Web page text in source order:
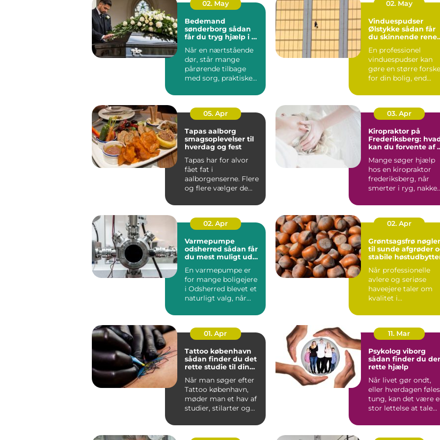
02. May
Bedemand
sønderborg sådan
får du tryg hjælp i en
Når en nærtstående
dør, står mange
pårørende tilbage
med sorg, praktiske
af ik...
02. May
Vinduespudser
Ølstykke sådan får
du skinnende rene
En professionel
vinduespudser kan
gøre en større
for din bolig, end
Klare ...
05. Apr
Tapas aalborg
smagsoplevelser til
hverdag og fest
Tapas har for alvor
fået fat i
aalborgenserne. Flere
og flere vælger de
skal hyg...
03. Apr
Kiropraktor på
Frederiksberg:
kan du forvente af
Mange søger hjælp
hos en kiropraktor
frederiksberg, når
smerter i ryg, nakke
02. Apr
Varmepumpe
odsherred sådan får
du mest muligt ud
En varmepumpe er
for mange boligejere
i Odsherred blevet et
naturligt valg, når
...
02. Apr
Grøntsagsfrø nøglen
til sunde afgrøder
stabile
Når professionelle
avlere og seriøse
haveejere taler om
kvalitet i
marken, star...
01. Apr
Tattoo københavn
sådan finder du det
rette studie til din
Når man søger efter
Tattoo københavn,
møder man et hav af
studier, stilarter og
sk...
11. Mar
Psykolog viborg
sådan finder du
rette hjælp
Når livet gør ondt,
eller hverdagen føles
tung, kan det være
stor lettelse at tale